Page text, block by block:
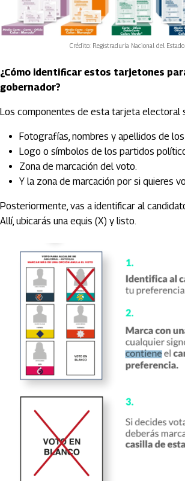
Crédito: Registraduría Nacional del Estado
¿Cómo identificar estos tarjetones
gobernador?
Los componentes de esta tarjeta electoral
Fotografías, nombres y apellidos de
Logo o símbolos de los partidos
Zona de marcación del voto.
Y la zona de marcación por si quieres
Posteriormente, vas a identificar al
Allí, ubicarás una equis (X) y listo.